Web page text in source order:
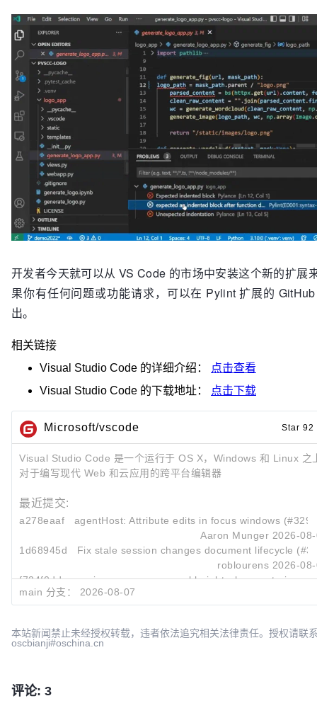
开发者今天就可以从 VS Code 的市场中安装这个新的扩展
果你有任何问题或功能请求，可以在 Pylint 扩展的
出。
相关链接
Visual Studio Code 的详细介绍：
点击查看
Visual Studio Code 的下载地址： 点击下载
Microsoft/vscode Star 92
Visual Studio Code 是一个运行于 OS X，Windows 和 Linux 之
对于编写现代 Web 和云应用的跨平台编辑器
最近提交:
a278eaaf
agentHost: Attribute edits in focus windows
Aaron Munger 2026-
1d68945d
Fix stale session changes document lifecycle
roblourens 2026-
f724f0dd
sessions: preserve panel height when restoring
main 分支： 2026-08-07
本站新闻禁止未经授权转载，违者依法追究相关法律责任。授权请联
oscbianji#oschina.cn
评论: 3